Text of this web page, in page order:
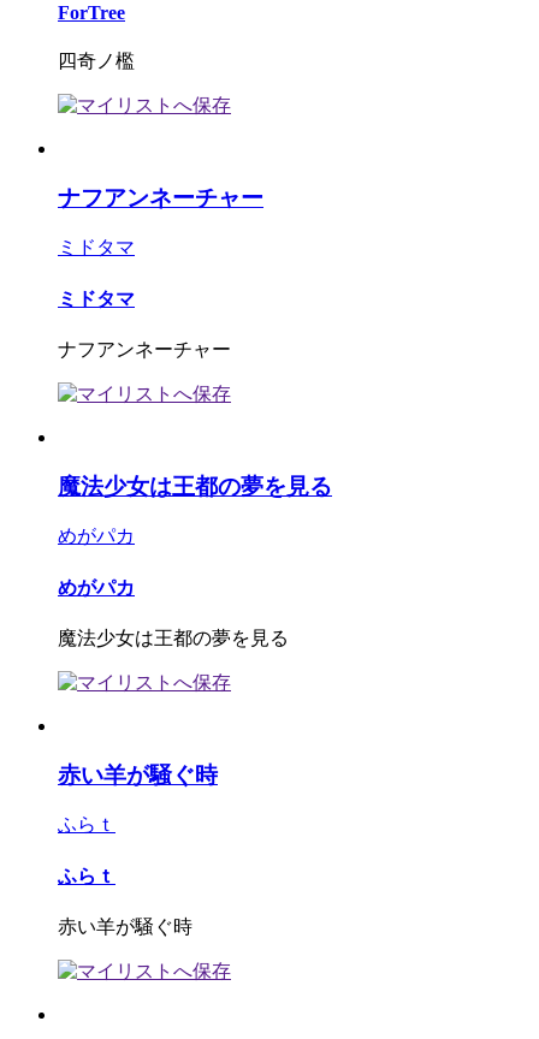
ForTree
四奇ノ檻
ナフアンネーチャー
ミドタマ
ミドタマ
ナフアンネーチャー
魔法少女は王都の夢を見る
めがパカ
めがパカ
魔法少女は王都の夢を見る
赤い羊が騒ぐ時
ふらｔ
ふらｔ
赤い羊が騒ぐ時